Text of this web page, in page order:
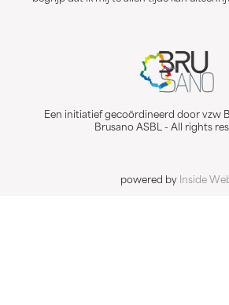
Een initiatief gecoördineerd door vzw
Brusano ASBL - All rights
powered by Inside